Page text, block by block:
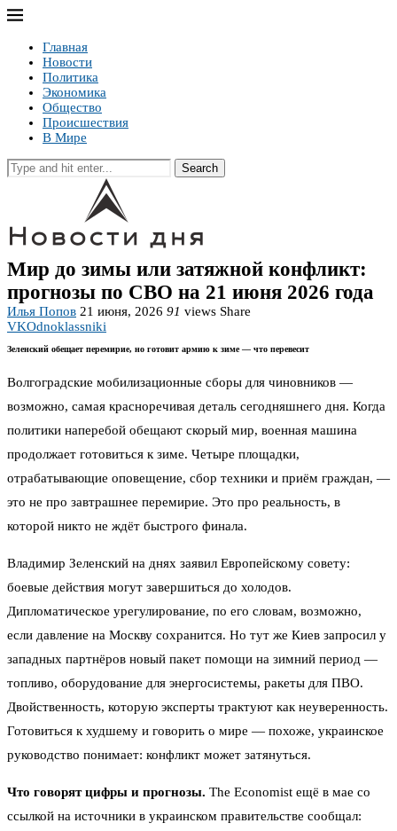
Главная
Новости
Политика
Экономика
Общество
Происшествия
В Мире
Search
Мир до зимы или затяжной конфликт:
прогнозы по СВО на 21 июня 2026 года
Илья Попов 21 июня, 2026 91 views Share
VKOdnoklassniki
Зеленский обещает перемирие, но готовит армию к зиме — что перевесит
Волгоградские мобилизационные сборы для чиновников —
возможно, самая красноречивая деталь сегодняшнего дня. Когда
политики наперебой обещают скорый мир, военная машина
продолжает готовиться к зиме. Четыре площадки,
отрабатывающие оповещение, сбор техники и приём граждан, —
это не про завтрашнее перемирие. Это про реальность, в
которой никто не ждёт быстрого финала.
Владимир Зеленский на днях заявил Европейскому совету:
боевые действия могут завершиться до холодов.
Дипломатическое урегулирование, по его словам, возможно,
если давление на Москву сохранится. Но тут же Киев запросил у
западных партнёров новый пакет помощи на зимний период —
топливо, оборудование для энергосистемы, ракеты для ПВО.
Двойственность, которую эксперты трактуют как неуверенность.
Готовиться к худшему и говорить о мире — похоже, украинское
руководство понимает: конфликт может затянуться.
Что говорят цифры и прогнозы. The Economist ещё в мае со
ссылкой на источники в украинском правительстве сообщал: